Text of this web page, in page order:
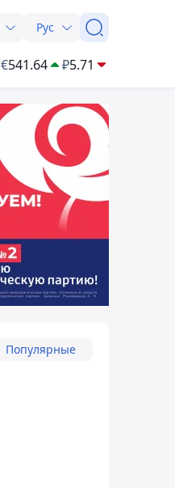
Рус
€541.64 ₽5.71
Популярные